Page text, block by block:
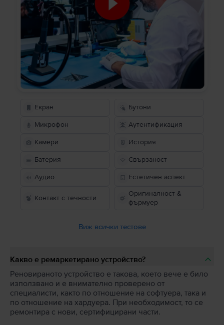
Екран Бутони
Микрофон Аутентификация
Камери История
Батерия Свързаност
Аудио Естетичен аспект
Контакт с течности
Оригиналност &
фърмуер
Виж всички тестове
Какво е ремаркетирано устройство?
Реновираното устройство е такова, което вече е било
използвано и е внимателно проверено от
специалисти, както по отношение на софтуера, така и
по отношение на хардуера. При необходимост, то се
ремонтира с нови, сертифицирани части.